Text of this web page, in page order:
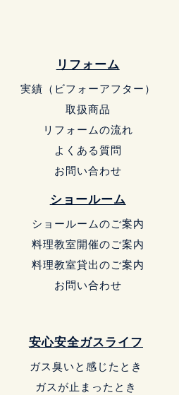
リフォーム
実績（ビフォーアフター）
取扱商品
リフォームの流れ
よくある質問
お問い合わせ
ショールーム
ショールームのご案内
料理教室開催のご案内
料理教室貸出のご案内
お問い合わせ
安心安全ガスライフ
ガス臭いと感じたとき
ガスが止まったとき